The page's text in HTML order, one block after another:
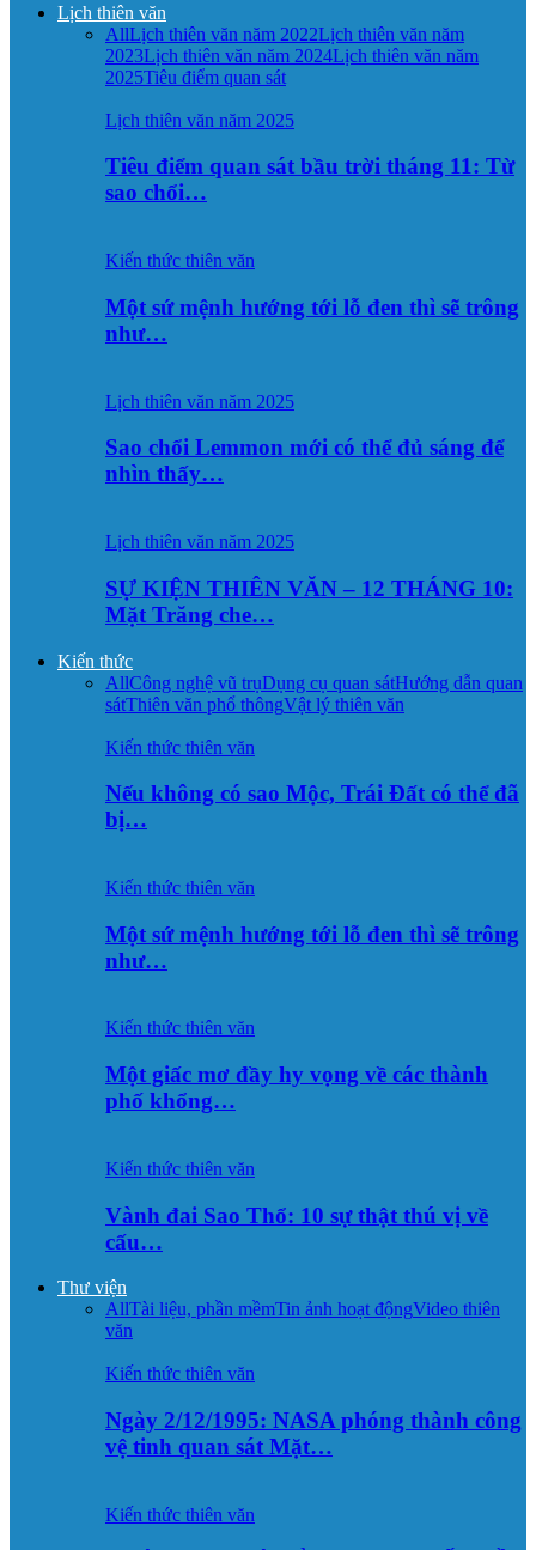
Lịch thiên văn
AllLịch thiên văn năm 2022Lịch thiên văn năm
2023Lịch thiên văn năm 2024Lịch thiên văn năm
2025Tiêu điểm quan sát
Lịch thiên văn năm 2025
Tiêu điểm quan sát bầu trời tháng 11: Từ
sao chổi…
Kiến thức thiên văn
Một sứ mệnh hướng tới lỗ đen thì sẽ trông
như…
Lịch thiên văn năm 2025
Sao chổi Lemmon mới có thể đủ sáng để
nhìn thấy…
Lịch thiên văn năm 2025
SỰ KIỆN THIÊN VĂN – 12 THÁNG 10:
Mặt Trăng che…
Kiến thức
AllCông nghệ vũ trụDụng cụ quan sátHướng dẫn quan
sátThiên văn phổ thôngVật lý thiên văn
Kiến thức thiên văn
Nếu không có sao Mộc, Trái Đất có thể đã
bị…
Kiến thức thiên văn
Một sứ mệnh hướng tới lỗ đen thì sẽ trông
như…
Kiến thức thiên văn
Một giấc mơ đầy hy vọng về các thành
phố khổng…
Kiến thức thiên văn
Vành đai Sao Thổ: 10 sự thật thú vị về
cấu…
Thư viện
AllTài liệu, phần mềmTin ảnh hoạt độngVideo thiên
văn
Kiến thức thiên văn
Ngày 2/12/1995: NASA phóng thành công
vệ tinh quan sát Mặt…
Kiến thức thiên văn